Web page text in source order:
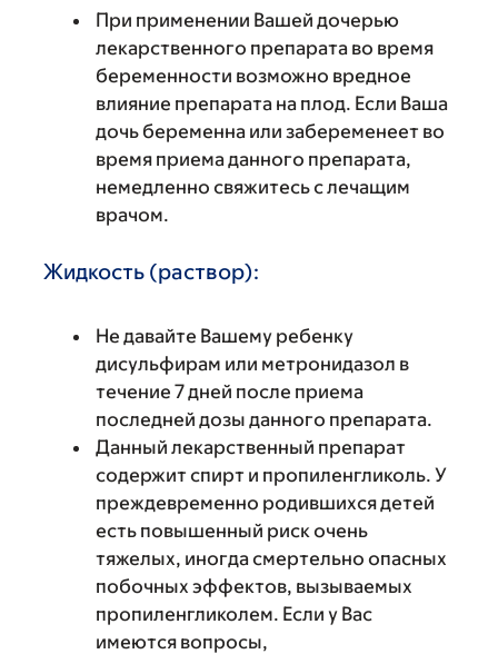
При применении Вашей дочерью
лекарственного препарата во время
беременности возможно вредное
влияние препарата на плод. Если Ваша
дочь беременна или забеременеет во
время приема данного препарата,
немедленно свяжитесь с лечащим
врачом.
Жидкость (раствор):
Не давайте Вашему ребенку
дисульфирам или метронидазол в
течение 7 дней после приема
последней дозы данного препарата.
Данный лекарственный препарат
содержит спирт и пропиленгликоль. У
преждевременно родившихся детей
есть повышенный риск очень
тяжелых, иногда смертельно опасных
побочных эффектов, вызываемых
пропиленгликолем. Если у Вас
имеются вопросы,